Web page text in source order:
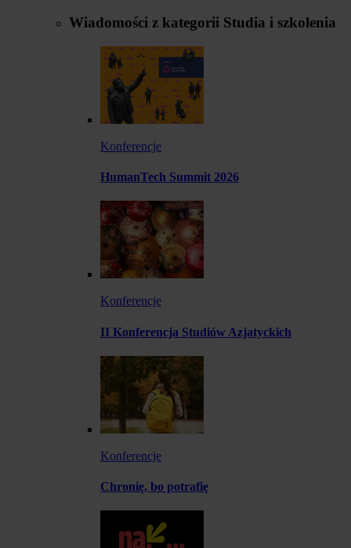
Wiadomości z kategorii Studia i szkolenia
Konferencje
HumanTech Summit 2026
Konferencje
II Konferencja Studiów Azjatyckich
Konferencje
Chronię, bo potrafię